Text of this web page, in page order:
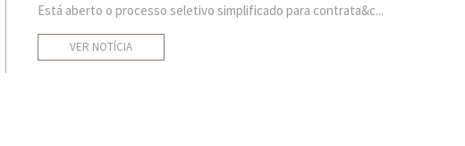
Está aberto o processo seletivo simplificado para contrata&c...
VER NOTÍCIA